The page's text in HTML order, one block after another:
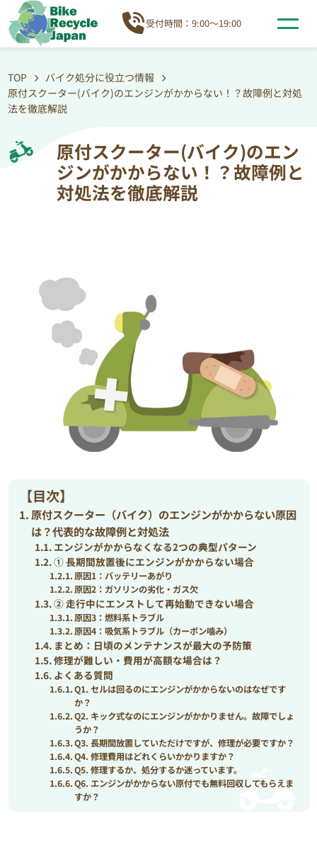
受付時間：9:00～19:00
TOP
バイク処分に役立つ情報
原付スクーター(バイク)のエンジンがかからない！？故障例と対処
法を徹底解説
原付スクーター(バイク)のエン
ジンがかからない！？故障例と
対処法を徹底解説
【目次】
原付スクーター（バイク）のエンジンがかからない原因
は？代表的な故障例と対処法
エンジンがかからなくなる2つの典型パターン
① 長期間放置後にエンジンがかからない場合
原因1：バッテリーあがり
原因2：ガソリンの劣化・ガス欠
② 走行中にエンストして再始動できない場合
原因3：燃料系トラブル
原因4：吸気系トラブル（カーボン噛み）
まとめ：日頃のメンテナンスが最大の予防策
修理が難しい・費用が高額な場合は？
よくある質問
Q1. セルは回るのにエンジンがかからないのはなぜです
か？
Q2. キック式なのにエンジンがかかりません。故障でしょ
うか？
Q3. 長期間放置していただけですが、修理が必要ですか？
Q4. 修理費用はどれくらいかかりますか？
Q5. 修理するか、処分するか迷っています。
Q6. エンジンがかからない原付でも無料回収してもらえま
すか？